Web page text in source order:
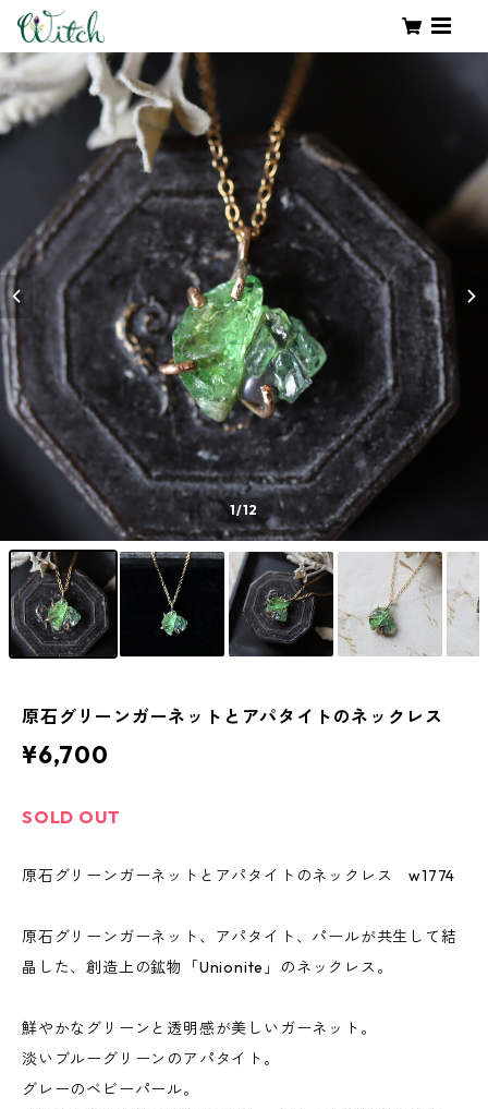
1/12
原石グリーンガーネットとアパタイトのネックレス
¥6,700
SOLD OUT
原石グリーンガーネットとアパタイトのネックレス w1774
原石グリーンガーネット、アパタイト、パールが共生して結
晶した、創造上の鉱物「Unionite」のネックレス。
鮮やかなグリーンと透明感が美しいガーネット。
淡いブルーグリーンのアパタイト。
グレーのベビーパール。